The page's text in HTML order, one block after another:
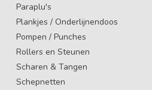
Paraplu's
Plankjes / Onderlijnendoos
Pompen / Punches
Rollers en Steunen
Scharen & Tangen
Schepnetten